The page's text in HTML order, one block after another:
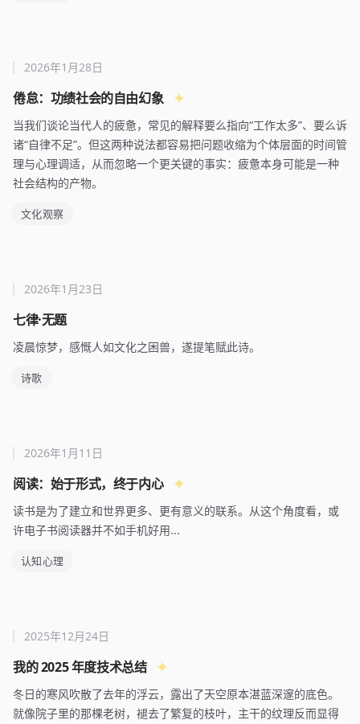
倦怠：功绩社会的自由幻象
2026年1月28日
当我们谈论当代人的疲惫，常见的解释要么指向“工作太多”、要么诉
诸“自律不足”。但这两种说法都容易把问题收缩为个体层面的时间管
理与心理调适，从而忽略一个更关键的事实：疲惫本身可能是一种
社会结构的产物。
文化观察
七律·无题
2026年1月23日
凌晨惊梦，感慨人如文化之困兽，遂提笔赋此诗。
诗歌
阅读：始于形式，终于内心
2026年1月11日
读书是为了建立和世界更多、更有意义的联系。从这个角度看，或
许电子书阅读器并不如手机好用...
认知心理
我的 2025 年度技术总结
2025年12月24日
冬日的寒风吹散了去年的浮云，露出了天空原本湛蓝深邃的底色。
就像院子里的那棵老树，褪去了繁复的枝叶，主干的纹理反而显得